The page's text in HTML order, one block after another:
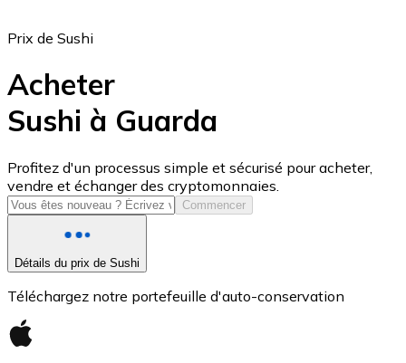
USD Coin
USDC
Prix de Sushi
Acheter
Sushi à Guarda
Profitez d'un processus simple et sécurisé pour acheter,
vendre et échanger des cryptomonnaies.
Commencer
Détails du prix de Sushi
Téléchargez notre portefeuille d'auto-conservation